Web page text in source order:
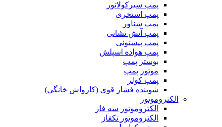
پمپ سیرکولاتور
پمپ استخری
پمپ شناور
پمپ آتش نشانی
پمپ پیستونی
پمپ هواده اسپلش
بوستر پمپ
موتور پمپ
پمپ کولر
شوینده فشار قوی (کارواش خانگی)
الکتروموتور
الکتروموتور سه فاز
الکتروموتور تکفاز